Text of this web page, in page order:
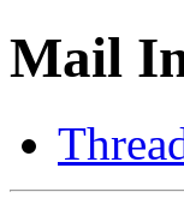
Mail